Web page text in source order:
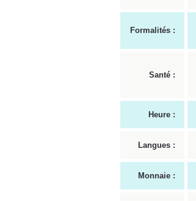
Formalités :
Santé :
Heure :
Langues :
Monnaie :